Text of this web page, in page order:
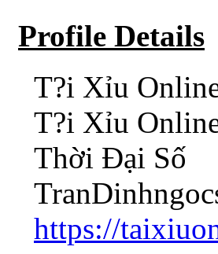
Profile Details
T?i Xỉu
T?i Xỉu
Thời Đại Số
https://